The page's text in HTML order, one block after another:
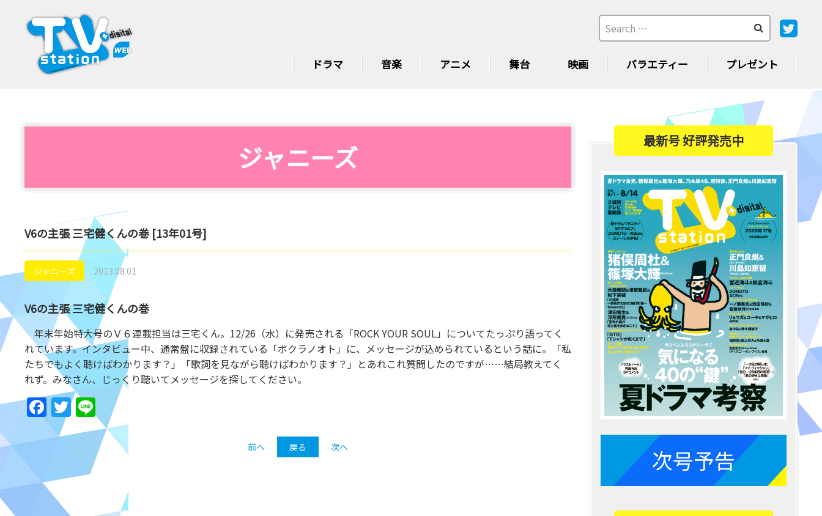
ドラマ 音楽 アニメ 舞台 映画 バラエティー プレゼント
ジャニーズ
V6の主張 三宅健くんの巻 [13年01号]
ジャニーズ 2013.08.01
V6の主張 三宅健くんの巻
年末年始特大号のＶ６連載担当は三宅くん。12/26（水）に発売される「ROCK YOUR SOUL」についてたっぷり語ってく
れています。インタビュー中、通常盤に収録されている「ボクラノオト」に、メッセージが込められているという話に。「私
たちでもよく聴けばわかります？」「歌詞を見ながら聴けばわかります？」とあれこれ質問したのですが……結局教えてく
れず。みなさん、じっくり聴いてメッセージを探してください。
Facebook
Twitter
Line
前へ 戻る 次へ
最新号 好評発売中
次号予告